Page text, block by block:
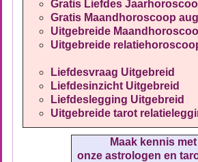
Gratis Liefdes
Gratis Maandhoroscoop
Uitgebreide
Uitgebreide
Liefdesvraag Uitgebreid
Liefdesinzicht Uitgebreid
Liefdeslegging Uitgebreid
Uitgebreide tarot
Maak kennis met
onze astrologen en